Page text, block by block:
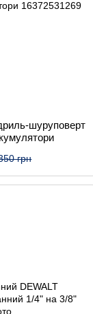
шуруповерт
грн